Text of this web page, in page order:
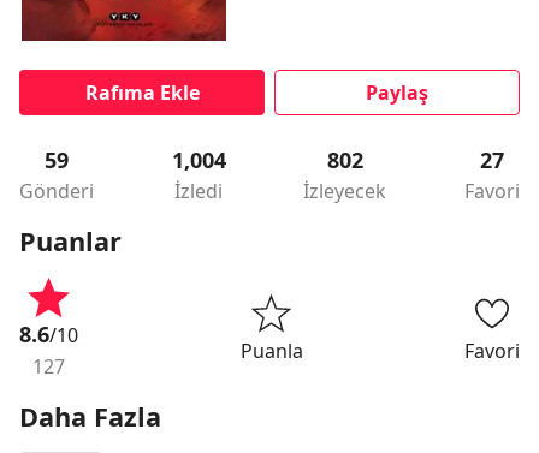
Rafıma Ekle Paylaş
59
Gönderi
1,004
İzledi
802
İzleyecek
27
Favori
Puanlar
8.6/10
127
Puanla Favori
Daha Fazla